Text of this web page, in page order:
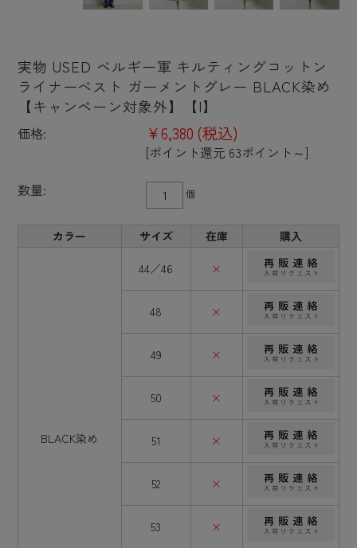
実物 USED ベルギー軍 キルティングコットン
ライナーベスト ガーメントグレー BLACK染め
【キャンペーン対象外】【I】
価格: ¥6,380 (税込)
[ポイント還元 63ポイント～]
数量:
個
カラー サイズ 在庫 購入
BLACK染め
44／46 ×
48 ×
49 ×
50 ×
51 ×
52 ×
53 ×